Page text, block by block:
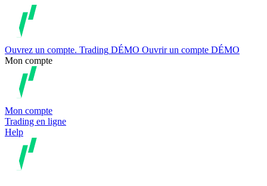
Ouvrez un compte. Trading DÉMO Ouvrir un compte DÉMO
Mon compte
Mon compte
Trading en ligne
Help